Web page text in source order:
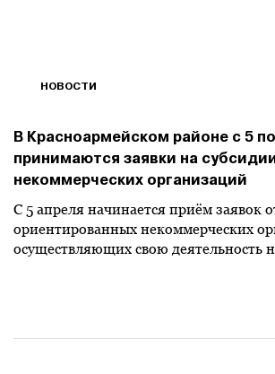
НОВОСТИ
В Красноармейском районе с 5
принимаются заявки на
некоммерческих организаций
С 5 апреля начинается приём заявок
ориентированных некоммерческих
осуществляющих свою деятельность